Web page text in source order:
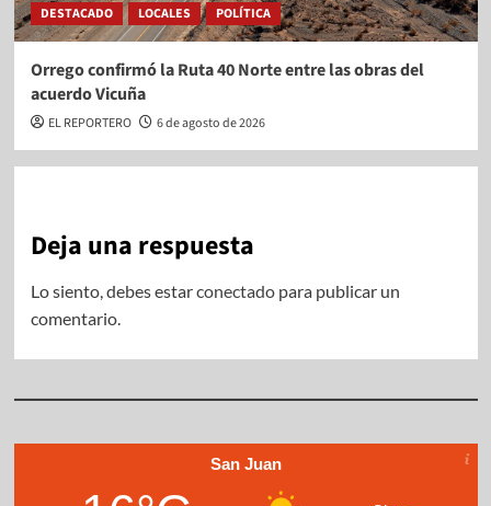
DESTACADO LOCALES POLÍTICA
Orrego confirmó la Ruta 40 Norte entre las obras del
acuerdo Vicuña
EL REPORTERO 6 de agosto de 2026
Deja una respuesta
Lo siento, debes estarconectadopara publicar un
comentario.
San Juan